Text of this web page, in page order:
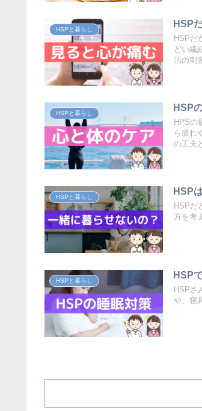
HSPと暮らし
HSP
HSPだ
どい繊
活の刺
HSPと暮らし
HSP
HPSの
ら疲れ
の工夫
HSPと暮らし
HSP
HSPだ
方を考
HSPと暮らし
HSP
HSPさ
や、寝